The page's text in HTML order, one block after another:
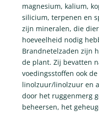
magnesium, kalium,
silicium, terpenen en
zijn mineralen, die
hoeveelheid nodig
Brandnetelzaden zijn
de plant. Zij bevatten
voedingsstoffen ook
linolzuur/linolzuur en
door het ruggenmerg
beheersen, het